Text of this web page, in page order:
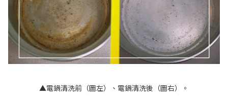
▲電鍋清洗前（圖左）、電鍋清洗後（圖右）。